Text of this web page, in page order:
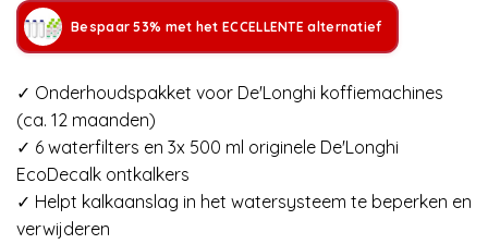
Bespaar 53% met het ECCELLENTE alternatief
✓ Onderhoudspakket voor De'Longhi koffiemachines
(ca. 12 maanden)
✓ 6 waterfilters en 3x 500 ml originele De'Longhi
EcoDecalk ontkalkers
✓ Helpt kalkaanslag in het watersysteem te beperken en
verwijderen